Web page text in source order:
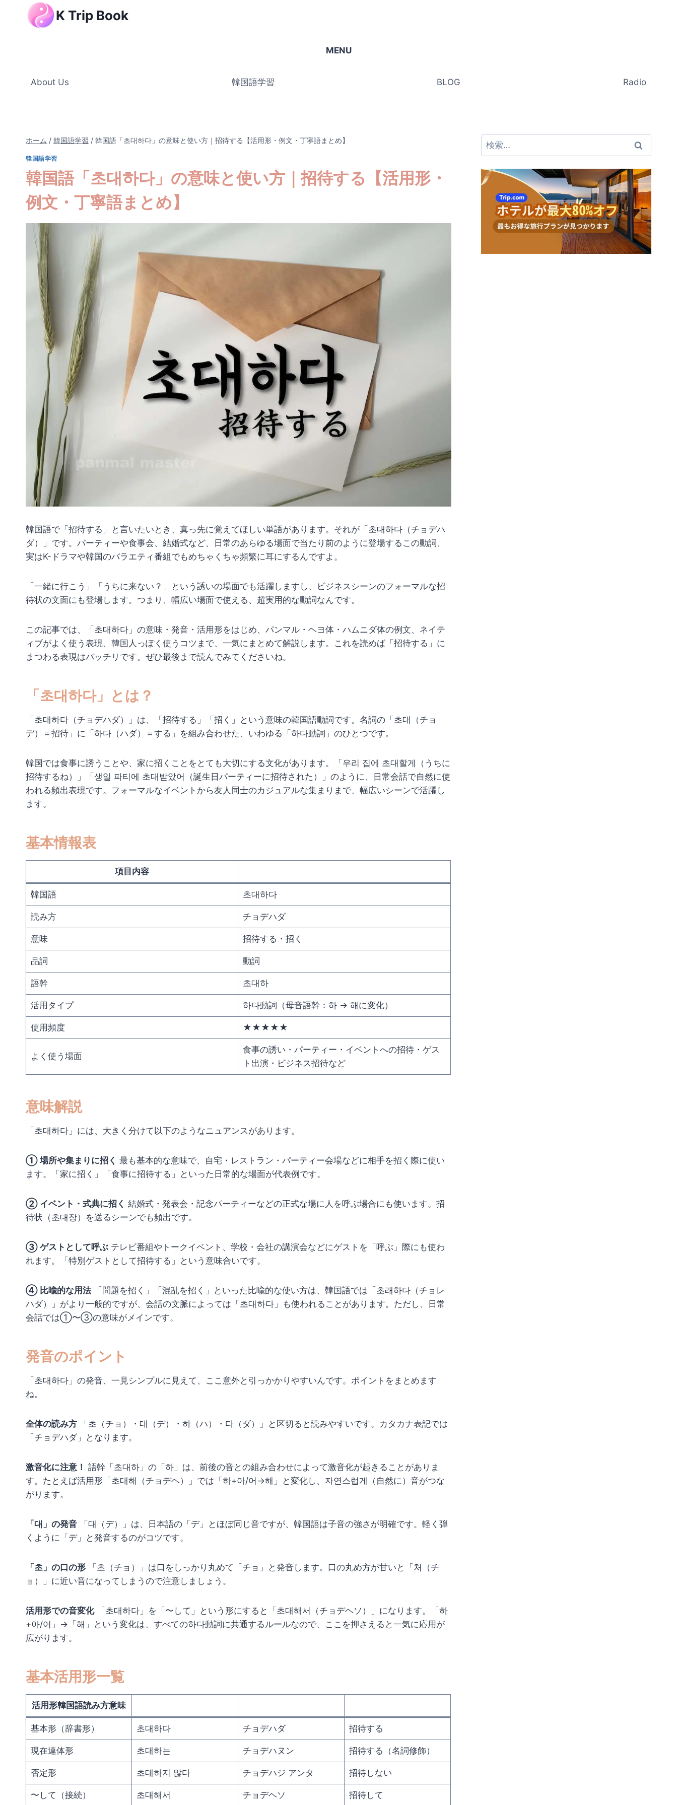
K Trip Book
MENU
About Us 韓国語学習 BLOG Radio
ホーム / 韓国語学習 / 韓国語「초대하다」の意味と使い方｜招待する【活用形・例文・丁寧語まとめ】
韓国語学習
韓国語「초대하다」の意味と使い方｜招待する【活用形・
例文・丁寧語まとめ】
韓国語で「招待する」と言いたいとき、真っ先に覚えてほしい単語があります。それが「초대하다（チョデハ
ダ）」です。パーティーや食事会、結婚式など、日常のあらゆる場面で当たり前のように登場するこの動詞、
実はK-ドラマや韓国のバラエティ番組でもめちゃくちゃ頻繁に耳にするんですよ。
「一緒に行こう」「うちに来ない？」という誘いの場面でも活躍しますし、ビジネスシーンのフォーマルな招
待状の文面にも登場します。つまり、幅広い場面で使える、超実用的な動詞なんです。
この記事では、「초대하다」の意味・発音・活用形をはじめ、パンマル・ヘヨ体・ハムニダ体の例文、ネイテ
ィブがよく使う表現、韓国人っぽく使うコツまで、一気にまとめて解説します。これを読めば「招待する」に
まつわる表現はバッチリです。ぜひ最後まで読んでみてくださいね。
「초대하다」とは？
「초대하다（チョデハダ）」は、「招待する」「招く」という意味の韓国語動詞です。名詞の「초대（チョ
デ）＝招待」に「하다（ハダ）＝する」を組み合わせた、いわゆる「하다動詞」のひとつです。
韓国では食事に誘うことや、家に招くことをとても大切にする文化があります。「우리 집에 초대할게（うちに
招待するね）」「생일 파티에 초대받았어（誕生日パーティーに招待された）」のように、日常会話で自然に使
われる頻出表現です。フォーマルなイベントから友人同士のカジュアルな集まりまで、幅広いシーンで活躍し
ます。
基本情報表
項目内容
韓国語 초대하다
読み方 チョデハダ
意味 招待する・招く
品詞 動詞
語幹 초대하
活用タイプ 하다動詞（母音語幹：하 → 해に変化）
使用頻度 ★★★★★
よく使う場面
食事の誘い・パーティー・イベントへの招待・ゲス
ト出演・ビジネス招待など
意味解説
「초대하다」には、大きく分けて以下のようなニュアンスがあります。
① 場所や集まりに招く 最も基本的な意味で、自宅・レストラン・パーティー会場などに相手を招く際に使い
ます。「家に招く」「食事に招待する」といった日常的な場面が代表例です。
② イベント・式典に招く 結婚式・発表会・記念パーティーなどの正式な場に人を呼ぶ場合にも使います。招
待状（초대장）を送るシーンでも頻出です。
③ ゲストとして呼ぶ テレビ番組やトークイベント、学校・会社の講演会などにゲストを「呼ぶ」際にも使わ
れます。「特別ゲストとして招待する」という意味合いです。
④ 比喩的な用法 「問題を招く」「混乱を招く」といった比喩的な使い方は、韓国語では「초래하다（チョレ
ハダ）」がより一般的ですが、会話の文脈によっては「초대하다」も使われることがあります。ただし、日常
会話では①〜③の意味がメインです。
発音のポイント
「초대하다」の発音、一見シンプルに見えて、ここ意外と引っかかりやすいんです。ポイントをまとめます
ね。
全体の読み方 「초（チョ）・대（デ）・하（ハ）・다（ダ）」と区切ると読みやすいです。カタカナ表記では
「チョデハダ」となります。
激音化に注意！ 語幹「초대하」の「하」は、前後の音との組み合わせによって激音化が起きることがありま
す。たとえば活用形「초대해（チョデヘ）」では「하+아/어→해」と変化し、자연스럽게（自然に）音がつな
がります。
「대」の発音 「대（デ）」は、日本語の「デ」とほぼ同じ音ですが、韓国語は子音の強さが明確です。軽く弾
くように「デ」と発音するのがコツです。
「초」の口の形 「초（チョ）」は口をしっかり丸めて「チョ」と発音します。口の丸め方が甘いと「처（チ
ョ）」に近い音になってしまうので注意しましょう。
活用形での音変化「초대하다」を「〜して」という形にすると「초대해서（チョデヘソ）」になります。「하
+아/어」→「해」という変化は、すべての하다動詞に共通するルールなので、ここを押さえると一気に応用が
広がります。
基本活用形一覧
活用形韓国語読み方意味
基本形（辞書形） 초대하다 チョデハダ 招待する
現在連体形 초대하는 チョデハヌン 招待する（名詞修飾）
否定形 초대하지 않다 チョデハジ アンタ 招待しない
〜して（接続） 초대해서 チョデヘソ 招待して
検
索: